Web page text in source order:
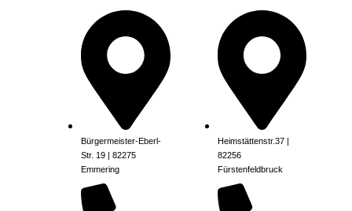
Bürgermeister-Eberl-
Str. 19 | 82275
Emmering
Heimstättenstr.37 |
82256
Fürstenfeldbruck